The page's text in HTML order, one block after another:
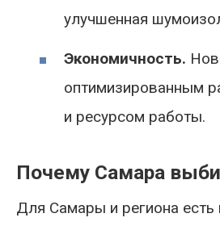
улучшенная
Экономичность.
оптимизированным
и ресурсом работы.
Почему Самара
Для Самары и региона есть